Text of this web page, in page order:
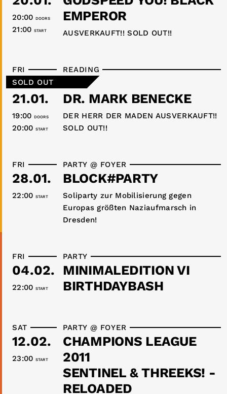
DOORS
20:00
START
21:00
EMPEROR
AUSVERKAUFT!! SOLD OUT!!
SOLD OUT
FRI
21.01.
DOORS
19:00
START
20:00
READING
DR. MARK BENECKE
DER HERR DER MADEN AUSVERKAUFT!!
SOLD OUT!!
FRI
28.01.
START
22:00
PARTY @ FOYER
BLOCK#PARTY
Soliparty zur Mobilisierung gegen
Europas größten Naziaufmarsch in
Dresden!
FRI
04.02.
START
22:00
PARTY
MINIMALEDITION VI
BIRTHDAYBASH
SAT
12.02.
START
23:00
PARTY @ FOYER
CHAMPIONS LEAGUE
2011
SENTINEL & THREEKS! -
RELOADED